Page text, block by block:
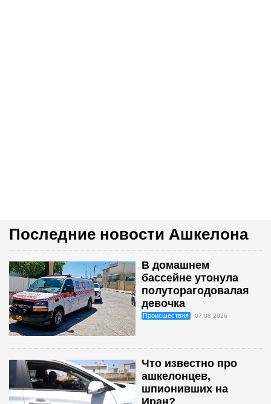
Последние новости Ашкелона
В домашнем
бассейне утонула
полуторагодовалая
девочка
Происшествия 07.08.2026
Что известно про
ашкелонцев,
шпионивших на
Иран?